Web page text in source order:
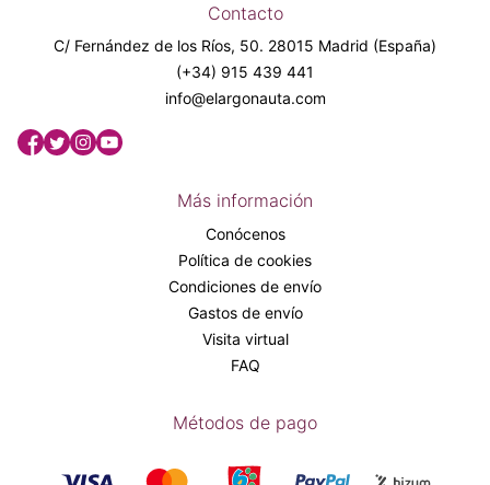
Contacto
C/ Fernández de los Ríos, 50. 28015 Madrid (España)
(+34) 915 439 441
info@elargonauta.com
Más información
Conócenos
Política de cookies
Condiciones de envío
Gastos de envío
Visita virtual
FAQ
Métodos de pago